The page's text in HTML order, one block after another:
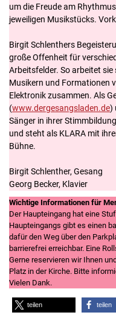
um die Freude am
jeweiligen Musikstücks.
Birgit Schlenthers
große Offenheit für
Arbeitsfelder. So arbeitet
Musikern und Formationen
Elektronik zusammen. Als
(www.dergesangsladen.de)
Sänger in ihrer
und steht als KLARA mit
Bühne.
Birgit Schlenther, Gesang
Georg Becker, Klavier
Wichtige Informationen für
Der Haupteingang hat eine
Haupteingangs gibt es einen
dafür den Weg über den
barrierefrei erreichbar. Eine
Gerne reservieren wir Ihnen
Platz in der Kirche. Bitte
Vielen Dank.
teilen teilen